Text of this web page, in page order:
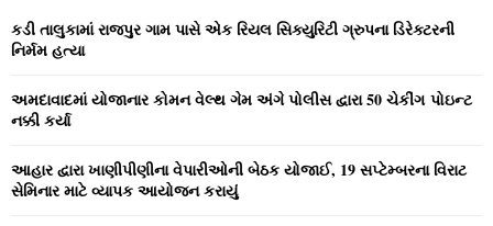
o
r
કડી તાલુકામાં રાજપુર ગામ પાસે એક રિયલ સિક્યુરિટી ગ્રુપના ડિરેક્ટરની
નિર્મમ હત્યા
અમદાવાદમાં યોજાનાર કોમન વેલ્‍થ ગેમ અંગે પોલીસ દ્વારા 50 ચેકીંગ પોઇન્‍ટ
નક્કી કર્યા
આહાર દ્વારા ખાણીપીણીના વેપારીઓની બેઠક યોજાઈ, 19 સપ્ટેમ્બરના વિરાટ
સેમિનાર માટે વ્યાપક આયોજન કરાયું